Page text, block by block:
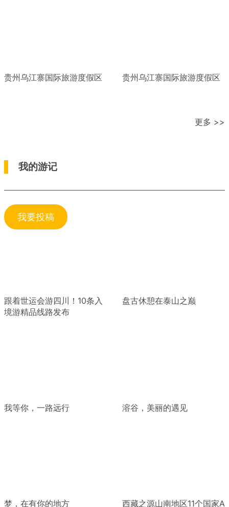
贵州乌江寨国际旅游度假区 贵州乌江寨国际旅游度假区
更多 >>
我的游记
我要投稿
跟着世运会游四川！10条入
境游精品线路发布
盘古休憩在泰山之巅
我等你，一路远行 溶谷，美丽的遇见
梦，在有你的地方 西藏之源山南地区11个国家A